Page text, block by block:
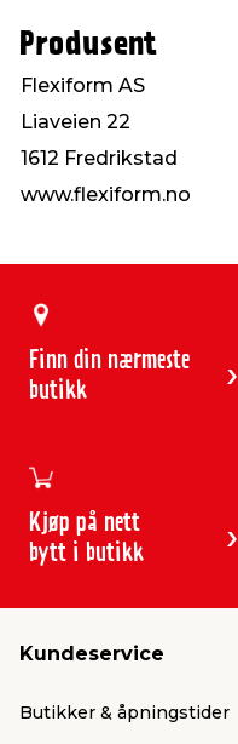
Produsent
Flexiform AS
Liaveien 22
1612 Fredrikstad
www.flexiform.no
Finn din nærmeste
butikk
Kjøp på nett
bytt i butikk
Kundeservice
Butikker & åpningstider